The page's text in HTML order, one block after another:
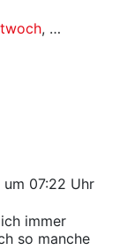
, plussize
07:22 Uhr
immer
so manche